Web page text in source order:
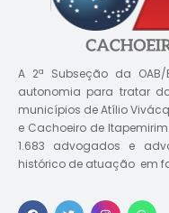
A 2ª Subseção da
autonomia para tratar
municípios de Atílio
e Cachoeiro de
1.683 advogados e
histórico de atuação em